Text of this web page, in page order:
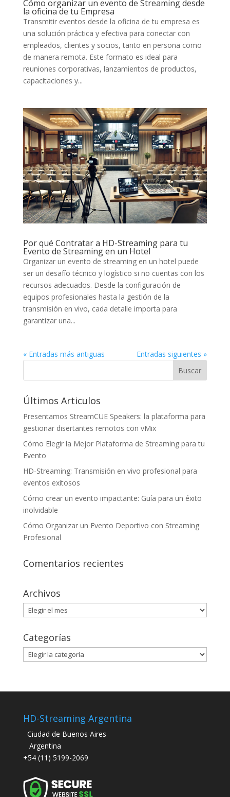
Cómo organizar un evento de Streaming desde
la oficina de tu Empresa
Transmitir eventos desde la oficina de tu empresa es
una solución práctica y efectiva para conectar con
empleados, clientes y socios, tanto en persona como
de manera remota. Este formato es ideal para
reuniones corporativas, lanzamientos de productos,
capacitaciones y...
Por qué Contratar a HD-Streaming para tu
Evento de Streaming en un Hotel
Organizar un evento de streaming en un hotel puede
ser un desafío técnico y logístico si no cuentas con los
recursos adecuados. Desde la configuración de
equipos profesionales hasta la gestión de la
transmisión en vivo, cada detalle importa para
garantizar una...
« Entradas más antiguas Entradas siguientes »
Últimos Articulos
Presentamos StreamCUE Speakers: la plataforma para
gestionar disertantes remotos con vMix
Cómo Elegir la Mejor Plataforma de Streaming para tu
Evento
HD-Streaming: Transmisión en vivo profesional para
eventos exitosos
Cómo crear un evento impactante: Guía para un éxito
inolvidable
Cómo Organizar un Evento Deportivo con Streaming
Profesional
Comentarios recientes
Archivos
Archivos
Categorías
Categorías
HD-Streaming Argentina
Ciudad de Buenos Aires
Argentina
+54 (11) 5199-2069